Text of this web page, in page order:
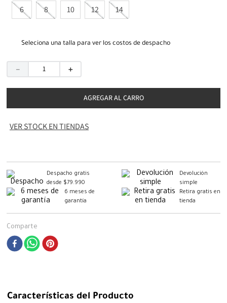
6 8 10 12 14
Seleciona una talla para ver los costos de despacho
＋
－
AGREGAR AL CARRO
VER STOCK EN TIENDAS
Despacho gratis
desde $79.990
Devolución
simple
6 meses de
garantía
Retira gratis en
tienda
Comparte
Características del Producto